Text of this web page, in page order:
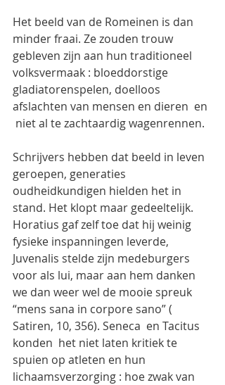
Het beeld van de Romeinen is dan
minder fraai. Ze zouden trouw
gebleven zijn aan hun traditioneel
volksvermaak : bloeddorstige
gladiatorenspelen, doelloos
afslachten van mensen en dieren  en
niet al te zachtaardig wagenrennen.
Schrijvers hebben dat beeld in leven
geroepen, generaties
oudheidkundigen hielden het in
stand. Het klopt maar gedeeltelijk.
Horatius gaf zelf toe dat hij weinig
fysieke inspanningen leverde,
Juvenalis stelde zijn medeburgers
voor als lui, maar aan hem danken
we dan weer wel de mooie spreuk
“mens sana in corpore sano” (
Satiren, 10, 356). Seneca  en Tacitus
konden  het niet laten kritiek te
spuien op atleten en hun
lichaamsverzorging : hoe zwak van